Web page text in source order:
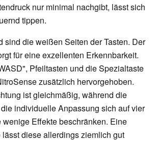
nur minimal nachgibt, lässt sich
tippen.
sind die weißen Seiten der Tasten. Der
für eine exzellenten Erkennbarkeit.
Pfeiltasten und die Spezialtaste
zusätzlich hervorgehoben.
ist gleichmäßig, während die
individuelle Anpassung sich auf vier
Effekte beschränken. Eine
diese allerdings ziemlich gut